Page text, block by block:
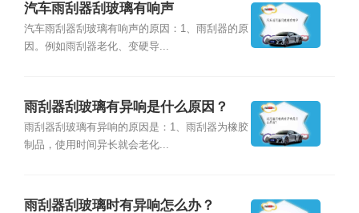
汽车雨刮器刮玻璃有响声
汽车雨刮器刮玻璃有响声的原因：1、雨刮器的原
因。例如雨刮器老化、变硬导...
雨刮器刮玻璃有异响是什么原因？
雨刮器刮玻璃有异响的原因是：1、雨刮器为橡胶
制品，使用时间异长就会老化...
雨刮器刮玻璃时有异响怎么办？